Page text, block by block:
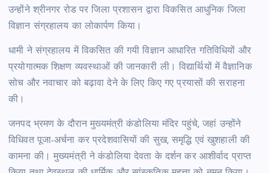
उन्होंने श्रीनगर रोड पर जिला प्रशासन द्वारा विकसित आधुनिक जिला
विज्ञान संग्रहालय का लोकार्पण किया।
धामी ने संग्रहालय में विकसित की गयी विज्ञान आधारित गतिविधियों और
प्रयोगात्मक शिक्षण व्यवस्थाओं की जानकारी ली। विद्यार्थियों में वैज्ञानिक
सोच और नवाचार को बढ़ावा देने के लिए किए गए प्रयासों की सराहना
की।
जनपद भ्रमण के दौरान मुख्यमंत्री कंडोलिया मंदिर पहुंचे, जहां उन्होंने
विधिवत पूजा-अर्चना कर प्रदेशवासियों की सुख, समृद्धि एवं खुशहाली की
कामना की। मुख्यमंत्री ने कंडोलिया देवता के दर्शन कर आशीर्वाद प्राप्त